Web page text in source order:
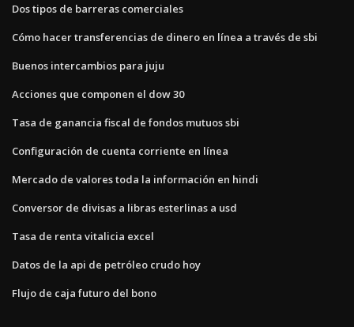
Dos tipos de barreras comerciales
Cómo hacer transferencias de dinero en línea a través de sbi
Buenos intercambios para juju
Acciones que componen el dow 30
Tasa de ganancia fiscal de fondos mutuos sbi
Configuración de cuenta corriente en línea
Mercado de valores toda la información en hindi
Conversor de divisas a libras esterlinas a usd
Tasa de renta vitalicia excel
Datos de la api de petróleo crudo hoy
Flujo de caja futuro del bono